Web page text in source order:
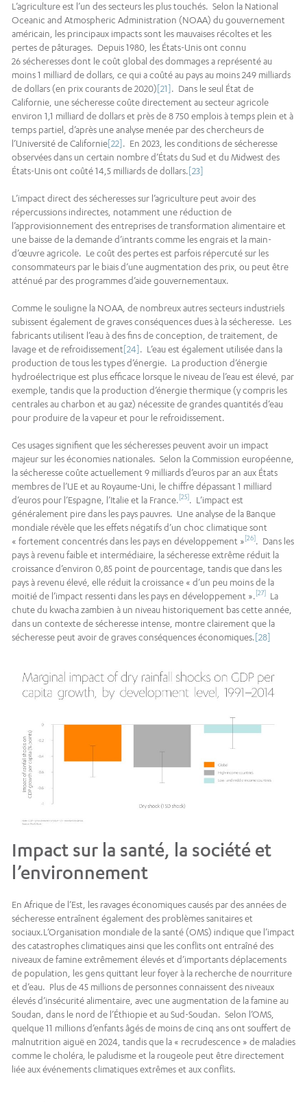
L’agriculture est l’un des secteurs les plus touchés. Selon la National
Oceanic and Atmospheric Administration (NOAA) du gouvernement
américain, les principaux impacts sont les mauvaises récoltes et les
pertes de pâturages. Depuis 1980, les États-Unis ont connu
26 sécheresses dont le coût global des dommages a représenté au
moins 1 milliard de dollars, ce qui a coûté au pays au moins 249 milliards
de dollars (en prix courants de 2020)[21]. Dans le seul État de
Californie, une sécheresse coûte directement au secteur agricole
environ 1,1 milliard de dollars et près de 8 750 emplois à temps plein et à
temps partiel, d’après une analyse menée par des chercheurs de
l’Université de Californie[22]. En 2023, les conditions de sécheresse
observées dans un certain nombre d’États du Sud et du Midwest des
États-Unis ont coûté 14,5 milliards de dollars.[23]
L’impact direct des sécheresses sur l’agriculture peut avoir des
répercussions indirectes, notamment une réduction de
l’approvisionnement des entreprises de transformation alimentaire et
une baisse de la demande d’intrants comme les engrais et la main-
d’œuvre agricole. Le coût des pertes est parfois répercuté sur les
consommateurs par le biais d’une augmentation des prix, ou peut être
atténué par des programmes d’aide gouvernementaux.
Comme le souligne la NOAA, de nombreux autres secteurs industriels
subissent également de graves conséquences dues à la sécheresse. Les
fabricants utilisent l’eau à des fins de conception, de traitement, de
lavage et de refroidissement[24]. L’eau est également utilisée dans la
production de tous les types d’énergie. La production d’énergie
hydroélectrique est plus efficace lorsque le niveau de l’eau est élevé, par
exemple, tandis que la production d’énergie thermique (y compris les
centrales au charbon et au gaz) nécessite de grandes quantités d’eau
pour produire de la vapeur et pour le refroidissement.
Ces usages signifient que les sécheresses peuvent avoir un impact
majeur sur les économies nationales. Selon la Commission européenne,
la sécheresse coûte actuellement 9 milliards d’euros par an aux États
membres de l’UE et au Royaume-Uni, le chiffre dépassant 1 milliard
d’euros pour l’Espagne, l’Italie et la France. [25]. L’impact est
généralement pire dans les pays pauvres. Une analyse de la Banque
mondiale révèle que les effets négatifs d’un choc climatique sont
« fortement concentrés dans les pays en développement » [26]. Dans les
pays à revenu faible et intermédiaire, la sécheresse extrême réduit la
croissance d’environ 0,85 point de pourcentage, tandis que dans les
pays à revenu élevé, elle réduit la croissance « d’un peu moins de la
moitié de l’impact ressenti dans les pays en développement ». [27]
La
chute du kwacha zambien à un niveau historiquement bas cette année,
dans un contexte de sécheresse intense, montre clairement que la
sécheresse peut avoir de graves conséquences économiques.[28]
Impact sur la santé, la société et
l’environnement
En Afrique de l’Est, les ravages économiques causés par des années de
sécheresse entraînent également des problèmes sanitaires et
sociaux.L’Organisation mondiale de la santé (OMS) indique que l’impact
des catastrophes climatiques ainsi que les conflits ont entraîné des
niveaux de famine extrêmement élevés et d’importants déplacements
de population, les gens quittant leur foyer à la recherche de nourriture
et d’eau. Plus de 45 millions de personnes connaissent des niveaux
élevés d’insécurité alimentaire, avec une augmentation de la famine au
Soudan, dans le nord de l’Éthiopie et au Sud-Soudan. Selon l’OMS,
quelque 11 millions d’enfants âgés de moins de cinq ans ont souffert de
malnutrition aiguë en 2024, tandis que la « recrudescence » de maladies
comme le choléra, le paludisme et la rougeole peut être directement
liée aux événements climatiques extrêmes et aux conflits.